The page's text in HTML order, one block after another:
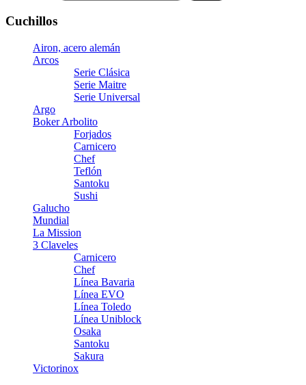
Cuchillos
Airon, acero alemán
Arcos
Serie Clásica
Serie Maitre
Serie Universal
Argo
Boker Arbolito
Forjados
Carnicero
Chef
Teflón
Santoku
Sushi
Galucho
Mundial
La Mission
3 Claveles
Carnicero
Chef
Línea Bavaria
Línea EVO
Línea Toledo
Línea Uniblock
Osaka
Santoku
Sakura
Victorinox